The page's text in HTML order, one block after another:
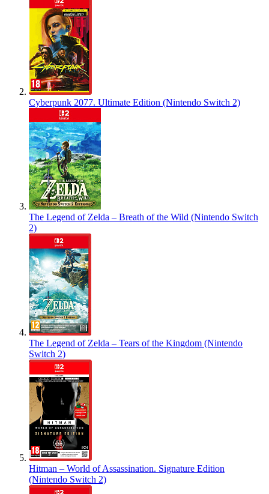
Cyberpunk 2077. Ultimate Edition (Nintendo Switch 2)
The Legend of Zelda – Breath of the Wild (Nintendo Switch
2)
The Legend of Zelda – Tears of the Kingdom (Nintendo
Switch 2)
Hitman – World of Assassination. Signature Edition
(Nintendo Switch 2)